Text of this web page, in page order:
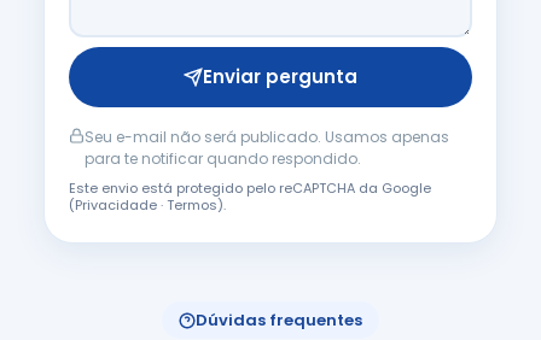
Enviar pergunta
Seu e-mail não será publicado. Usamos apenas
para te notificar quando respondido.
Este envio está protegido pelo reCAPTCHA da Google
(Privacidade·Termos).
Dúvidas frequentes